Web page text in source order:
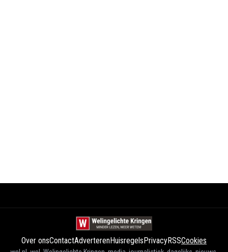
Over onsContactAdverterenHuisregelsPrivacyRSSCookies